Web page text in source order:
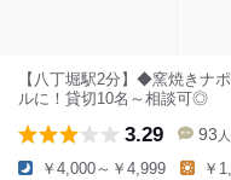
【八丁堀駅2分】◆窯焼きナ
ルに！貸切10名～相談可◎
3.29 93 人
￥4,000～￥4,999 ￥